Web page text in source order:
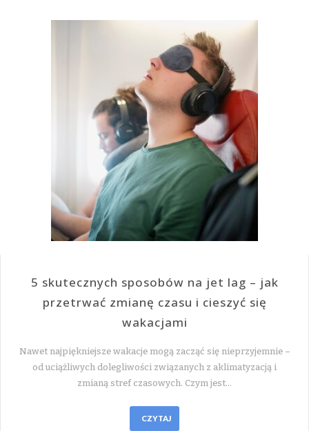
5 skutecznych sposobów na jet lag – jak
przetrwać zmianę czasu i cieszyć się
wakacjami
Nawet najpiękniejsze wakacje mogą zacząć się nieprzyjemnie –
od uciążliwych dolegliwości związanych z aklimatyzacją i
zmianą stref czasowych. Czym jest…
CZYTAJ